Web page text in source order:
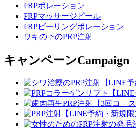
PRPポレーション
PRPマッサージピール
PRPピーリングポレーション
ワキの下のPRP注射
キャンペーンCampaign